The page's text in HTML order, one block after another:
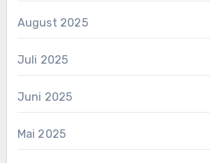
August 2025
Juli 2025
Juni 2025
Mai 2025